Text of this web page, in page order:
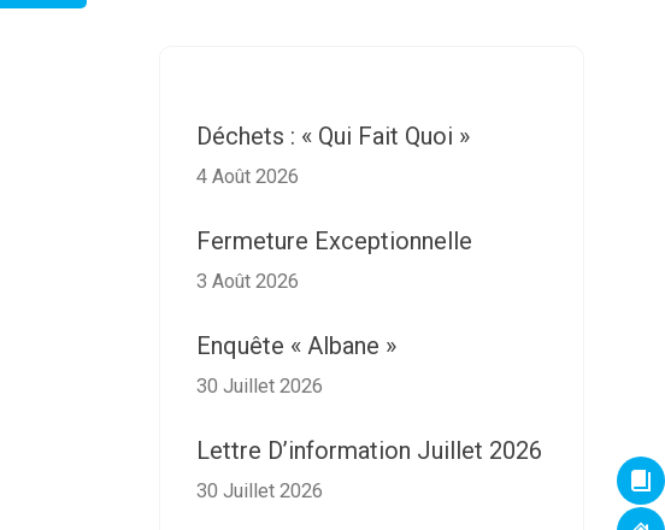
Déchets : « Qui Fait Quoi »
4 Août 2026
Fermeture Exceptionnelle
3 Août 2026
Enquête « Albane »
30 Juillet 2026
Lettre D’information Juillet 2026
30 Juillet 2026